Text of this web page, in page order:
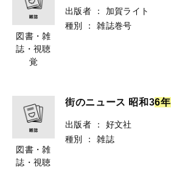
図書・雑
誌・視聴
覚
出版者 ：
加賀ライト
種別
： 雑誌巻号
図書・雑
誌・視聴
街のニュース 昭和36年
出版者 ：
好文社
種別
： 雑誌